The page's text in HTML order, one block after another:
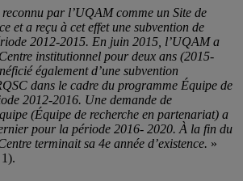
par l’UQAM comme un Site de
et a reçu à cet effet une subvention de
2012-2015. En juin 2015, l’UQAM a
institutionnel pour deux ans (2015-
également d’une subvention
dans le cadre du programme Équipe de
2012-2016. Une demande de
(Équipe de recherche en partenariat) a
pour la période 2016- 2020. À la fin du
terminait sa 4e année d’existence. »